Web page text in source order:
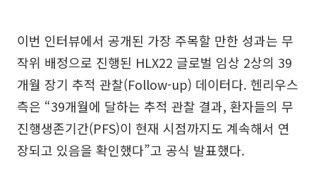
이번 인터뷰에서 공개된 가장 주목할 만한 성과는 무
작위 배정으로 진행된 HLX22 글로벌 임상 2상의 39
개월 장기 추적 관찰(Follow-up) 데이터다. 헨리우스
측은 “39개월에 달하는 추적 관찰 결과, 환자들의 무
진행생존기간(PFS)이 현재 시점까지도 계속해서 연
장되고 있음을 확인했다”고 공식 발표했다.